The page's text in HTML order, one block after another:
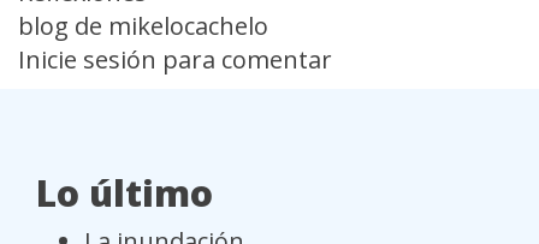
blog de mikelocachelo
Inicie sesión para comentar
Lo último